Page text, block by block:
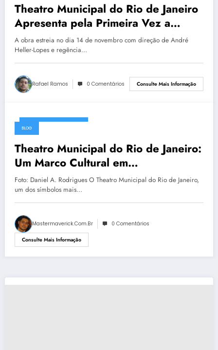
Theatro Municipal do Rio de Janeiro
Apresenta pela Primeira Vez a
Ópera Rusalka de Antonín Dvořák
A obra estreia no dia 14 de novembro com direção de André
Heller-Lopes e regência…
Rafael Ramos 0 Comentários Consulte Mais Informação
BLOG
Theatro Municipal do Rio de Janeiro:
Um Marco Cultural em
Transformação
Foto: Daniel A. Rodrigues O Theatro Municipal do Rio de Janeiro,
um dos símbolos mais…
Mastermaverick.com.br 0 Comentários
Consulte Mais Informação